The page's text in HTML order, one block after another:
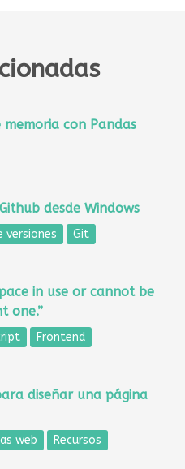
con Pandas
desde Windows
versiones Git
in use or cannot be
one.”
Frontend
diseñar una página
web Recursos